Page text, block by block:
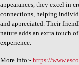
appearances, they excel in
connections, helping
and appreciated. Their
nature adds an extra touch
experience.
More Info:- https://